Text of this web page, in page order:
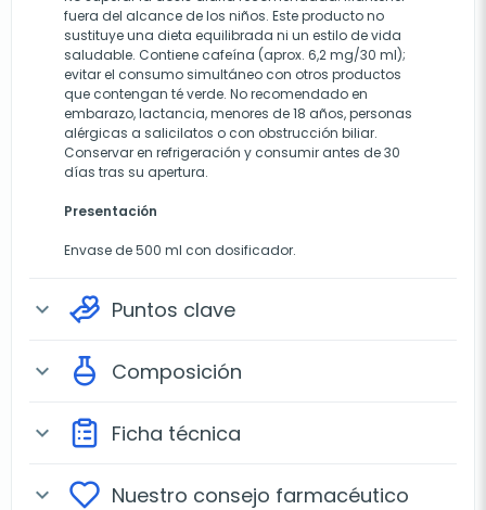
fuera del alcance de los niños. Este producto no
sustituye una dieta equilibrada ni un estilo de vida
saludable. Contiene cafeína (aprox. 6,2 mg/30 ml);
evitar el consumo simultáneo con otros productos
que contengan té verde. No recomendado en
embarazo, lactancia, menores de 18 años, personas
alérgicas a salicilatos o con obstrucción biliar.
Conservar en refrigeración y consumir antes de 30
días tras su apertura.
Presentación
Envase de 500 ml con dosificador.
expand_more Puntos clave
expand_more Composición
expand_more Ficha técnica
expand_more Nuestro consejo farmacéutico